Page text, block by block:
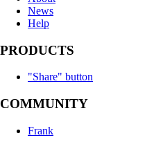
News
Help
PRODUCTS
"Share" button
COMMUNITY
Frank